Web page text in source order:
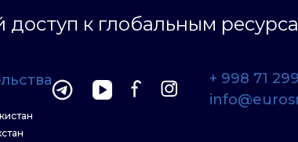
к глобальным
+ 998 71